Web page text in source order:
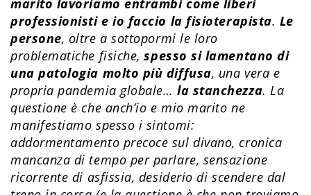
marito lavoriamo entrambi come liberi
professionisti e io faccio la fisioterapista. Le
persone, oltre a sottopormi le loro
problematiche fisiche,spesso si lamentano di
una patologia molto più diffusa, una vera e
propria pandemia globale…la stanchezza. La
questione è che anch’io e mio marito ne
manifestiamo spesso i sintomi:
addormentamento precoce sul divano, cronica
mancanza di tempo per parlare, sensazione
ricorrente di asfissia, desiderio di scendere dal